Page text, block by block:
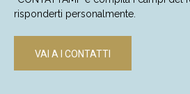
risponderti personalmente.
VAI A I CONTATTI